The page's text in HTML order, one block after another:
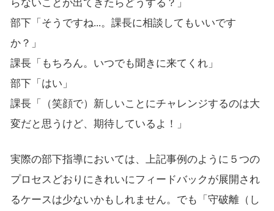
らないことが出てきたらどうする？」
部下「そうですね...。課長に相談してもいいです
か？」
課長「もちろん。いつでも聞きに来てくれ」
部下「はい」
課長「（笑顔で）新しいことにチャレンジするのは大
変だと思うけど、期待しているよ！」
実際の部下指導においては、上記事例のように５つの
プロセスどおりにきれいにフィードバックが展開され
るケースは少ないかもしれません。でも「守破離（し